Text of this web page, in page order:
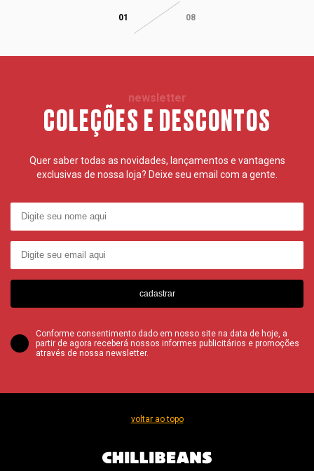
01 08
newsletter
COLEÇÕES E DESCONTOS
Quer saber todas as novidades, lançamentos e vantagens
exclusivas de nossa loja? Deixe seu email com a gente.
cadastrar
Conforme consentimento dado em nosso site na data de hoje, a
partir de agora receberá nossos informes publicitários e promoções
através de nossa newsletter.
voltar ao topo